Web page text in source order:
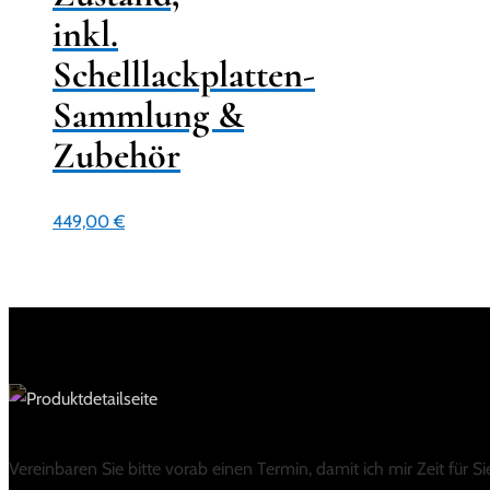
inkl.
Schelllackplatten-
Sammlung &
Zubehör
449,00€
Vereinbaren Sie bitte vorab einen Termin, damit ich mir Zeit für